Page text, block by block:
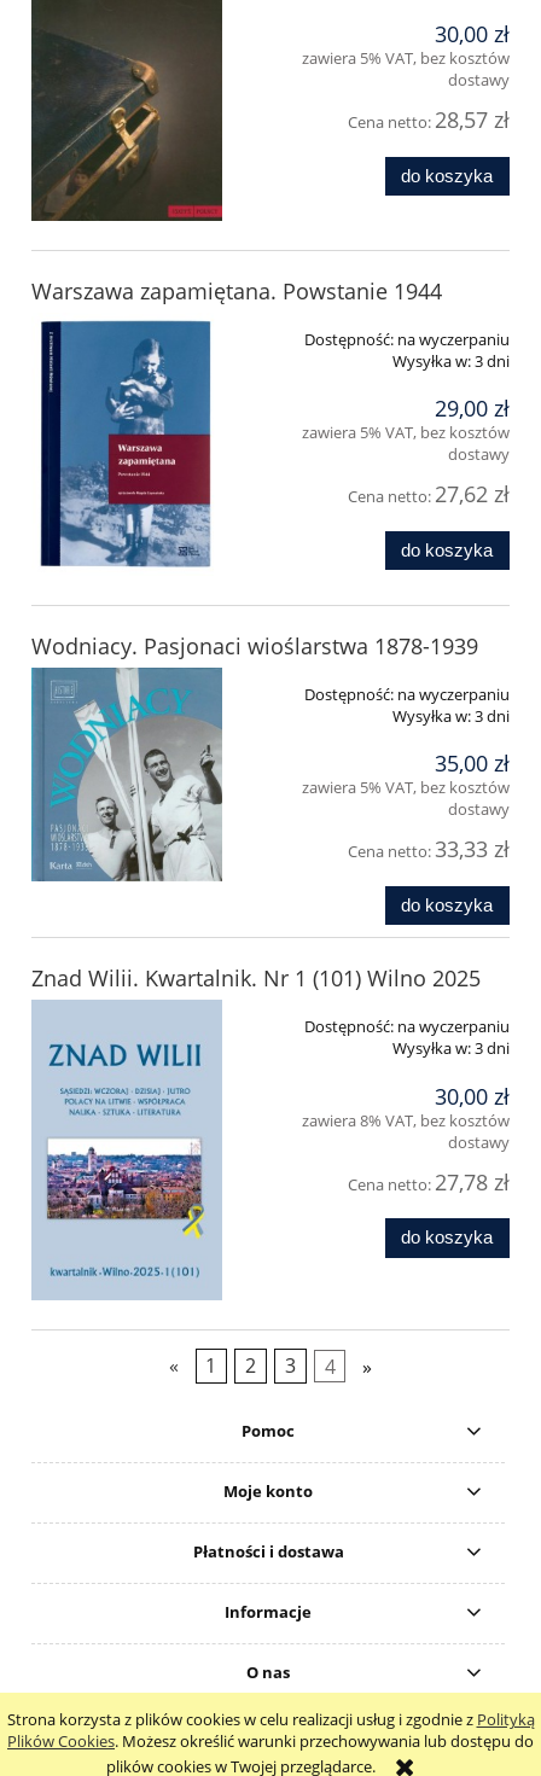
Strona korzysta z plików cookies w celu realizacji usług i zgodnie z Polityką
Plików Cookies. Możesz określić warunki przechowywania lub dostępu do
plików cookies w Twojej przeglądarce.
30,00 zł
zawiera 5% VAT, bez kosztów
dostawy
Cena netto: 28,57 zł
do koszyka
Warszawa zapamiętana. Powstanie 1944
Dostępność: na wyczerpaniu
Wysyłka w:3 dni
29,00 zł
zawiera 5% VAT, bez kosztów
dostawy
Cena netto: 27,62 zł
do koszyka
Wodniacy. Pasjonaci wioślarstwa 1878-1939
Dostępność: na wyczerpaniu
Wysyłka w:3 dni
35,00 zł
zawiera 5% VAT, bez kosztów
dostawy
Cena netto:33,33 zł
do koszyka
Znad Wilii. Kwartalnik. Nr 1 (101) Wilno 2025
Dostępność: na wyczerpaniu
Wysyłka w:3 dni
30,00 zł
zawiera 8% VAT, bez kosztów
dostawy
Cena netto: 27,78 zł
do koszyka
« 1 2 3 4 »
Pomoc
Moje konto
Płatności i dostawa
Informacje
O nas
pokaż pełną wersję strony